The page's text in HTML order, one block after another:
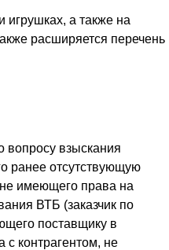
игрушках, а также на
расширяется перечень
вопросу взыскания
ранее отсутствующую
имеющего права на
ВТБ (заказчик по
поставщику в
контрагентом, не